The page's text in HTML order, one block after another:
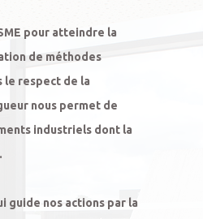
pour atteindre la
de méthodes
le respect de la
nous permet de
industriels dont la
guide nos actions par la